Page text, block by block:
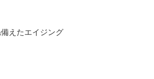
えたエイジング